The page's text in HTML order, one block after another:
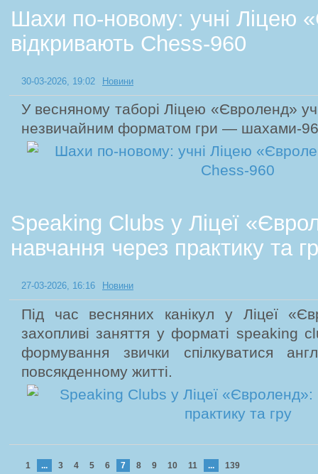
Шахи по-новому: учні Ліцею
відкривають Chess-960
30-03-2026, 19:02 Новини
У весняному таборі Ліцею «Євроленд»
незвичайним форматом гри — шахами-
Speaking Clubs у Ліцеї
навчання через практику та
27-03-2026, 16:16 Новини
Під час весняних канікул у Ліцеї
захопливі заняття у форматі speaking
формування звички спілкуватися
повсякденному житті.
1 ... 3 4 5 6 7 8 9 10 11 ... 139